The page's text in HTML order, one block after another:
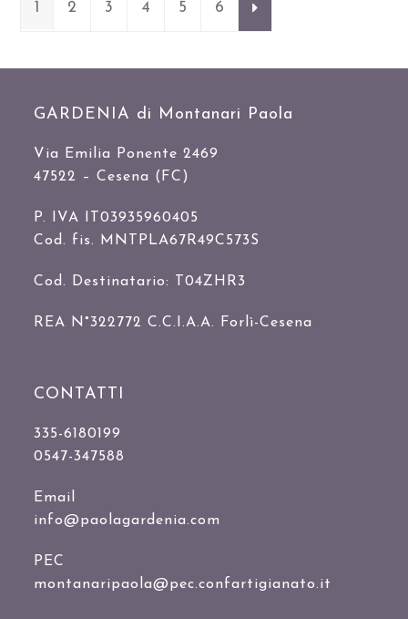
1 2 3 4 5 6
GARDENIA di Montanari Paola
Via Emilia Ponente 2469
47522 – Cesena (FC)
P. IVA IT03935960405
Cod. fis. MNTPLA67R49C573S
Cod. Destinatario: T04ZHR3
REA N°322772 C.C.I.A.A. Forlì-Cesena
CONTATTI
335-6180199
0547-347588
Email
info@paolagardenia.com
PEC
montanaripaola@pec.confartigianato.it